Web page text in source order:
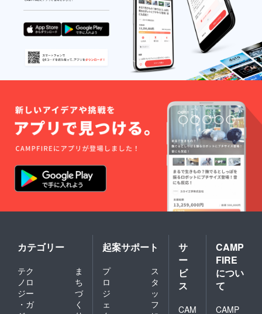
カテゴリー
テク
ノロ
ジー
・ガ
ま
ち
づ
く
起案サポート
プ
ロ
ジ
ェ
ス
タ
ッ
フ
サ
ー
ビ
ス
CAM
CAMP
FIRE
につい
て
CAMP